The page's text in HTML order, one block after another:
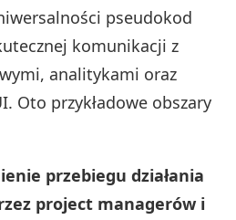
pseudokod
komunikacji z
analitykami oraz
Oto przykładowe obszary
przebiegu działania
project managerów i